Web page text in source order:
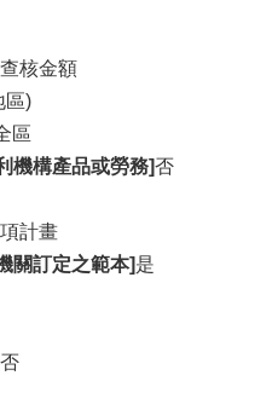
核金額
區)
區
機構產品或勞務]否
計畫
關訂定之範本]是
否